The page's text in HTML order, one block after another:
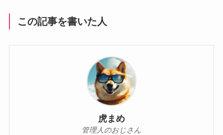
この記事を書いた人
虎まめ
管理人のおじさん